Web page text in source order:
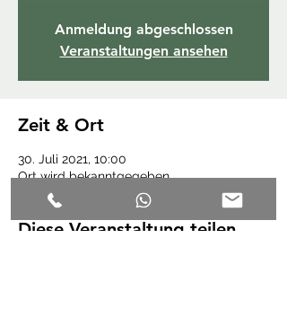
Anmeldung abgeschlossen
Veranstaltungen ansehen
Zeit & Ort
30. Juli 2021, 10:00
Ort wird bekanntgegeben
Diese Veranstaltung teilen